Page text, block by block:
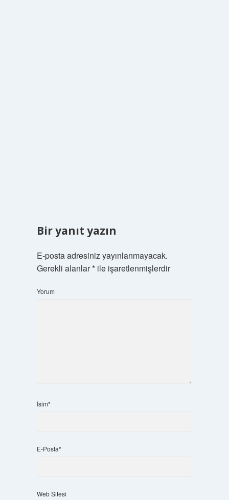
Bir yanıt yazın
E-posta adresiniz yayınlanmayacak.
Gerekli alanlar*ile işaretlenmişlerdir
Yorum
İsim*
E-Posta*
Web Sitesi